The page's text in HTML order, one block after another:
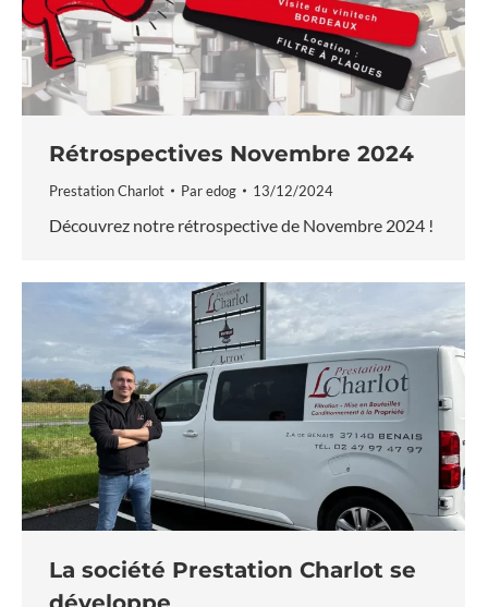
Rétrospectives Novembre 2024
Prestation Charlot Paredog 13/12/2024
Découvrez notre rétrospective de Novembre 2024 !
La société Prestation Charlot se